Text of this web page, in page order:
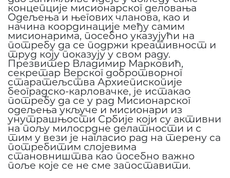
концепције мисионарског деловања
Одељења и његових чланова, као и
начина координације међу самим
мисионарима, посебно указујући на
потребу да се подржи креативност и
труд коју показују у свом раду.
Презвитер Владимир Марковић,
секретар Верског добротворног
старатељства Архиепископије
београдско-карловачке, је истакао
потребу да се у рад Мисионарског
одељења укључе и мисионари из
унутрашњости Србије који су активни
на пољу милосрдне делатности и с
тим у вези је нагласио рад на терену са
потребитим слојевима
становништва као посебно важно
поље које се не сме запоставити.